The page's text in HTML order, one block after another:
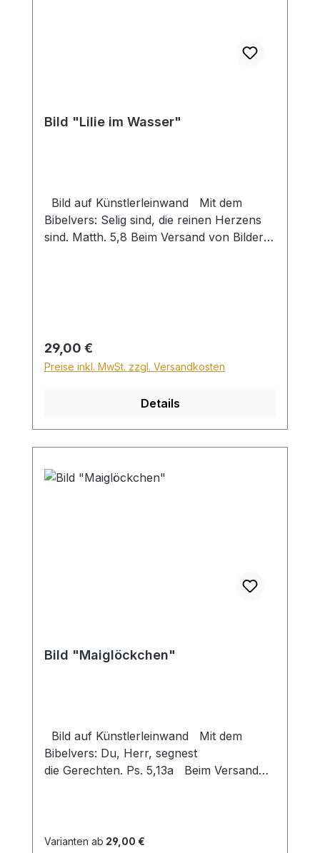
Bild "Lilie im Wasser"
Bild auf Künstlerleinwand Mit dem
Bibelvers: Selig sind, die reinen Herzens
sind. Matth. 5,8 Beim Versand von Bildern
Sperrgutzuschlag 30€.
Regulärer Preis:
29,00 €
Preise inkl. MwSt. zzgl. Versandkosten
Details
Bild "Maiglöckchen"
Bild auf Künstlerleinwand Mit dem
Bibelvers: Du, Herr, segnest
die Gerechten. Ps. 5,13a Beim Versand
Zuschlag für Sperrgut in Höhe von
Varianten ab 29,00 €